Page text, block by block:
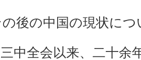
後の中国の現状につ
中全会以来、二十余